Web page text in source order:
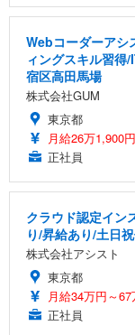
Webコーダーアシ
ィングスキル習得
宿区高田馬場
株式会社GUM
東京都
月給26万1,900
正社員
クラウド認定イン
り/昇給あり/土日
株式会社アシスト
東京都
月給34万円～67
正社員